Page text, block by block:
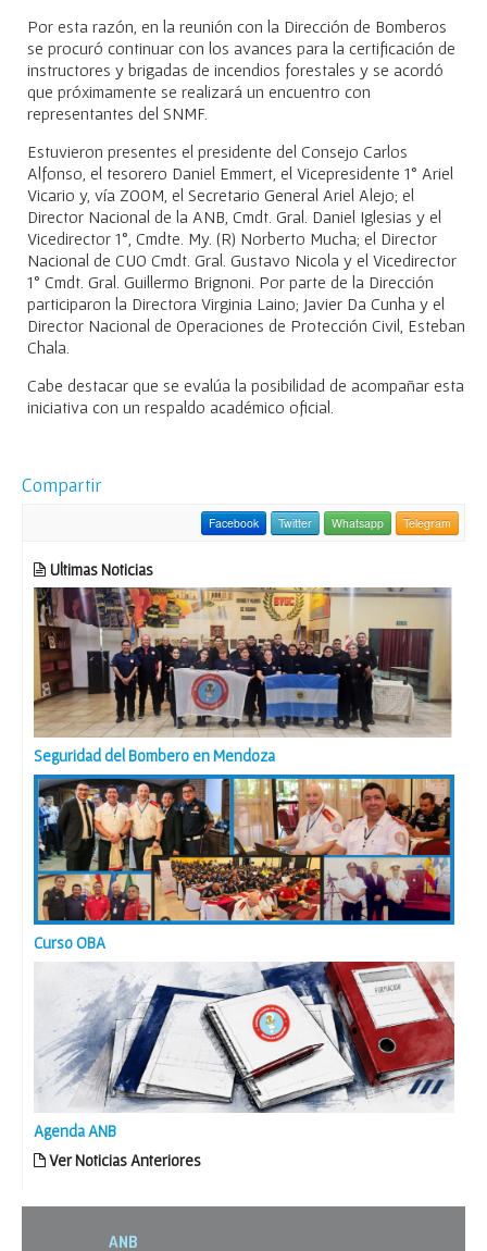
Por esta razón, en la reunión con la Dirección de Bomberos
se procuró continuar con los avances para la certificación de
instructores y brigadas de incendios forestales y se acordó
que próximamente se realizará un encuentro con
representantes del SNMF.
Estuvieron presentes el presidente del Consejo Carlos
Alfonso, el tesorero Daniel Emmert, el Vicepresidente 1° Ariel
Vicario y, vía ZOOM, el Secretario General Ariel Alejo; el
Director Nacional de la ANB, Cmdt. Gral. Daniel Iglesias y el
Vicedirector 1°, Cmdte. My. (R) Norberto Mucha; el Director
Nacional de CUO Cmdt. Gral. Gustavo Nicola y el Vicedirector
1° Cmdt. Gral. Guillermo Brignoni. Por parte de la Dirección
participaron la Directora Virginia Laino; Javier Da Cunha y el
Director Nacional de Operaciones de Protección Civil, Esteban
Chala.
Cabe destacar que se evalúa la posibilidad de acompañar esta
iniciativa con un respaldo académico oficial.
Compartir
Facebook Twitter Whatsapp Telegram
Ultimas Noticias
Seguridad del Bombero en Mendoza
Curso OBA
Agenda ANB
Ver Noticias Anteriores
ANB